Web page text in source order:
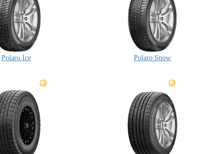
Polaro Ice Polaro Snow